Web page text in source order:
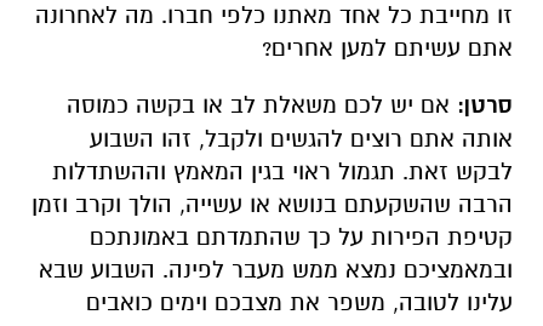
זו מחייבת כל אחד מאתנו כלפי חברו. מה לאחרונה
אתם עשיתם למען אחרים?
סרטן: אם יש לכם משאלת לב או בקשה כמוסה
אותה אתם רוצים להגשים ולקבל, זהו השבוע
לבקש זאת. תגמול ראוי בגין המאמץ וההשתדלות
הרבה שהשקעתם בנושא או עשייה, הולך וקרב וזמן
קטיפת הפירות על כך שהתמדתם באמונתכם
ובמאמציכם נמצא ממש מעבר לפינה. השבוע שבא
עלינו לטובה, משפר את מצבכם וימים כואבים